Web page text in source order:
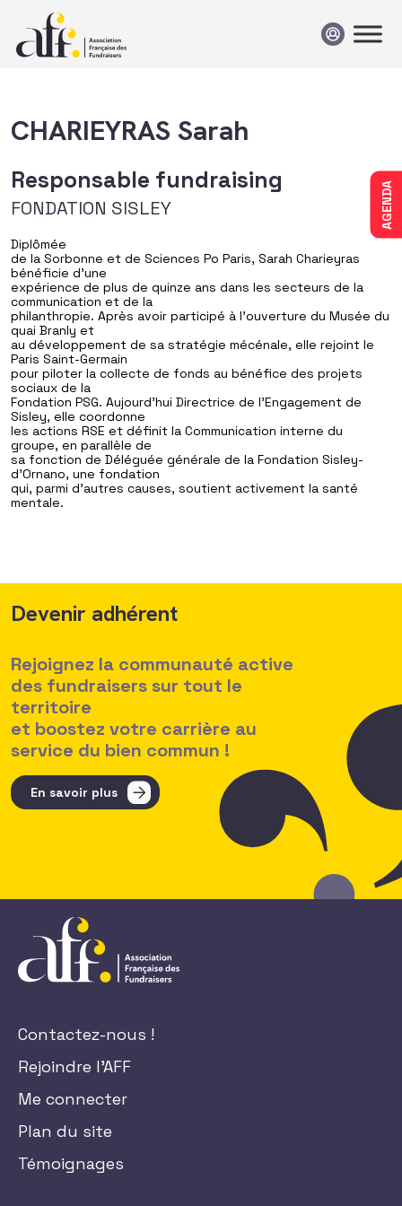
AGENDA
CHARIEYRAS Sarah
Responsable fundraising
FONDATION SISLEY
Diplômée
de la Sorbonne et de Sciences Po Paris, Sarah Charieyras
bénéficie d’une
expérience de plus de quinze ans dans les secteurs de la
communication et de la
philanthropie. Après avoir participé à l’ouverture du Musée du
quai Branly et
au développement de sa stratégie mécénale, elle rejoint le
Paris Saint-Germain
pour piloter la collecte de fonds au bénéfice des projets
sociaux de la
Fondation PSG. Aujourd’hui Directrice de l’Engagement de
Sisley, elle coordonne
les actions RSE et définit la Communication interne du
groupe, en parallèle de
sa fonction de Déléguée générale de la Fondation Sisley-
d’Ornano, une fondation
qui, parmi d’autres causes, soutient activement la santé
mentale.
Devenir adhérent
Rejoignez la communauté active
des fundraisers sur tout le
territoire
et boostez votre carrière au
service du bien commun !
En savoir plus
Contactez-nous !
Rejoindre l'AFF
Me connecter
Plan du site
Témoignages